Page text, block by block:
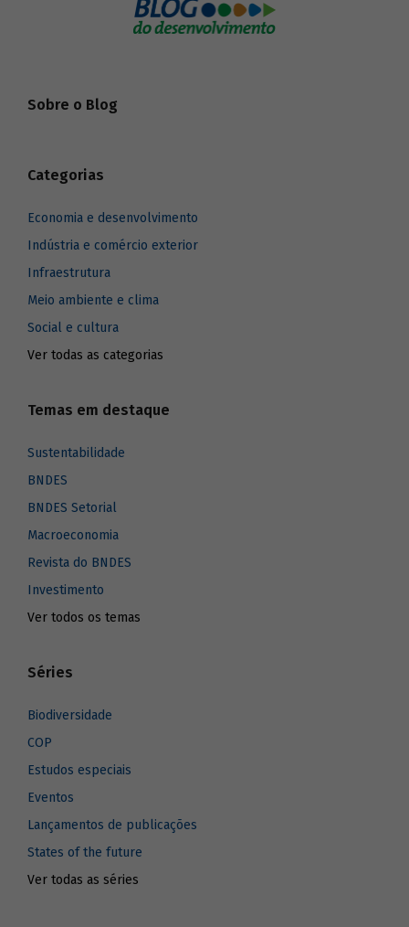
Sobre o Blog
Categorias
Economia e desenvolvimento
Indústria e comércio exterior
Infraestrutura
Meio ambiente e clima
Social e cultura
Ver todas as categorias
Temas em destaque
Sustentabilidade
BNDES
BNDES Setorial
Macroeconomia
Revista do BNDES
Investimento
Ver todos os temas
Séries
Biodiversidade
COP
Estudos especiais
Eventos
Lançamentos de publicações
States of the future
Ver todas as séries